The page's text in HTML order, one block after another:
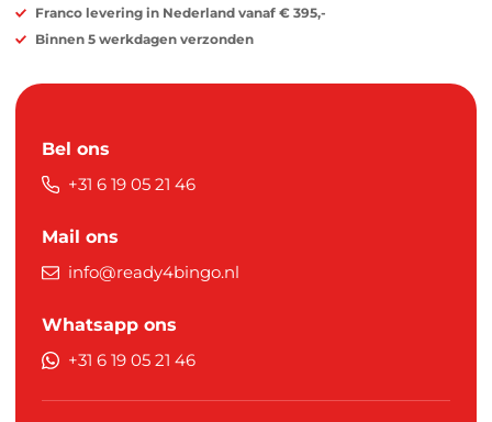
Franco levering in Nederland vanaf € 395,-
Binnen 5 werkdagen verzonden
Bel ons
+31 6 19 05 21 46
Mail ons
info@ready4bingo.nl
Whatsapp ons
+31 6 19 05 21 46